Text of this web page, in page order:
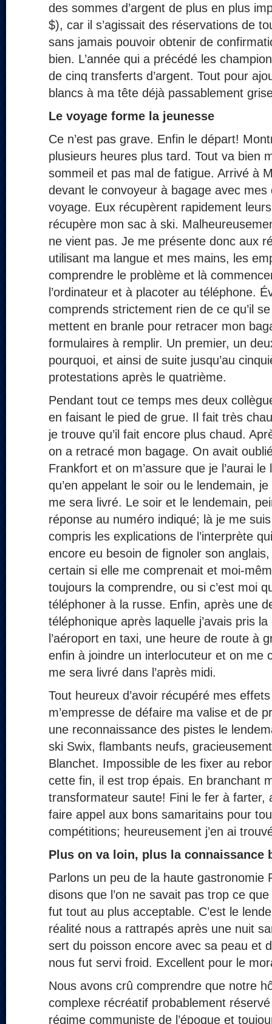
des sommes d’argent de plus en plus
$), car il s’agissait des réservations de
sans jamais pouvoir obtenir de
bien. L’année qui a précédé les
de cinq transferts d’argent. Tout pour
blancs à ma tête déjà passablement
Le voyage forme la jeunesse
Ce n’est pas grave. Enfin le départ!
plusieurs heures plus tard. Tout va bien
sommeil et pas mal de fatigue. Arrivé à
devant le convoyeur à bagage avec
voyage. Eux récupèrent rapidement
récupère mon sac à ski.
ne vient pas. Je me présente donc aux
utilisant ma langue et mes mains, les
comprendre le problème et là
l’ordinateur et à placoter au téléphone.
comprends strictement rien de ce qu’il
mettent en branle pour retracer mon
formulaires à remplir. Un premier, un
pourquoi, et ainsi de suite jusqu’au
protestations après le quatrième.
Pendant tout ce temps mes deux
en faisant le pied de grue. Il fait très
je trouve qu’il fait encore plus chaud.
on a retracé mon bagage. On avait
Frankfort et on m’assure que je l’aurai
qu’en appelant le soir ou le lendemain,
me sera livré. Le soir et le lendemain,
réponse au numéro indiqué; là je me
compris les explications de l’interprète
encore eu besoin de fignoler son anglais,
certain si elle me comprenait et moi-
toujours la comprendre, ou si c’est moi
téléphoner à la russe. Enfin, après une
téléphonique après laquelle j’avais pris
l’aéroport en taxi, une heure de route à
enfin à joindre un interlocuteur et on me
me sera livré dans l’après midi.
Tout heureux d’avoir récupéré mes
m’empresse de défaire ma valise et de
une reconnaissance des pistes le
ski Swix, flambants neufs,
Blanchet. Impossible de les fixer au
cette fin, il est trop épais. En branchant
transformateur saute! Fini le fer à farter,
faire appel aux bons samaritains pour
compétitions; heureusement j’en ai
Plus on va loin, plus la connaissance
Parlons un peu de la haute gastronomie
disons que l’on ne savait pas trop ce
fut tout au plus acceptable. C’est le
réalité nous a rattrapés après une nuit
sert du poisson encore avec sa peau et
nous fut servi froid. Excellent pour le
Nous avons crû comprendre que notre
complexe récréatif probablement
régime communiste de l’époque et